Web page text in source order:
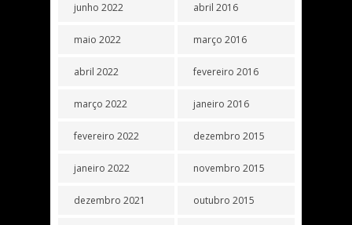
junho 2022
maio 2022
abril 2022
março 2022
fevereiro 2022
janeiro 2022
dezembro 2021
abril 2016
março 2016
fevereiro 2016
janeiro 2016
dezembro 2015
novembro 2015
outubro 2015